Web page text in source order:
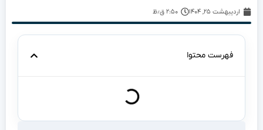
اردیبهشت ۲۵, ۱۴۰۴ ۲:۵۰ ق٫ظ
فهرست محتوا